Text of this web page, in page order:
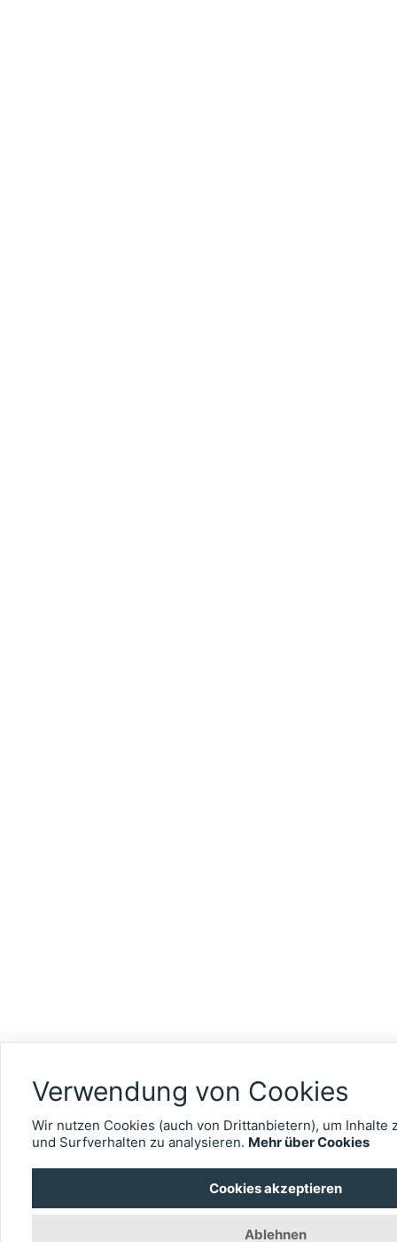
Verwendung von Cookies
Wir nutzen Cookies (auch von Drittanbietern), um Inhalte
und Surfverhalten zu analysieren. Mehr über Cookies
Cookies akzeptieren
Ablehnen